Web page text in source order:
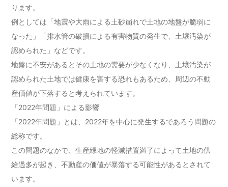
ります。
例としては「地震や大雨による土砂崩れで土地の地盤が脆弱に
なった」「排水管の破損による有害物質の発生で、土壌汚染が
認められた」などです。
地盤に不安があるとその土地の需要が少なくなり、土壌汚染が
認められた土地では健康を害する恐れもあるため、周辺の不動
産価値が下落すると考えられています。
「2022年問題」による影響
「2022年問題」とは、2022年を中心に発生するであろう問題の
総称です。
この問題のなかで、生産緑地の軽減措置満了によって土地の供
給過多が起き、不動産の価値が暴落する可能性があるとされて
います。